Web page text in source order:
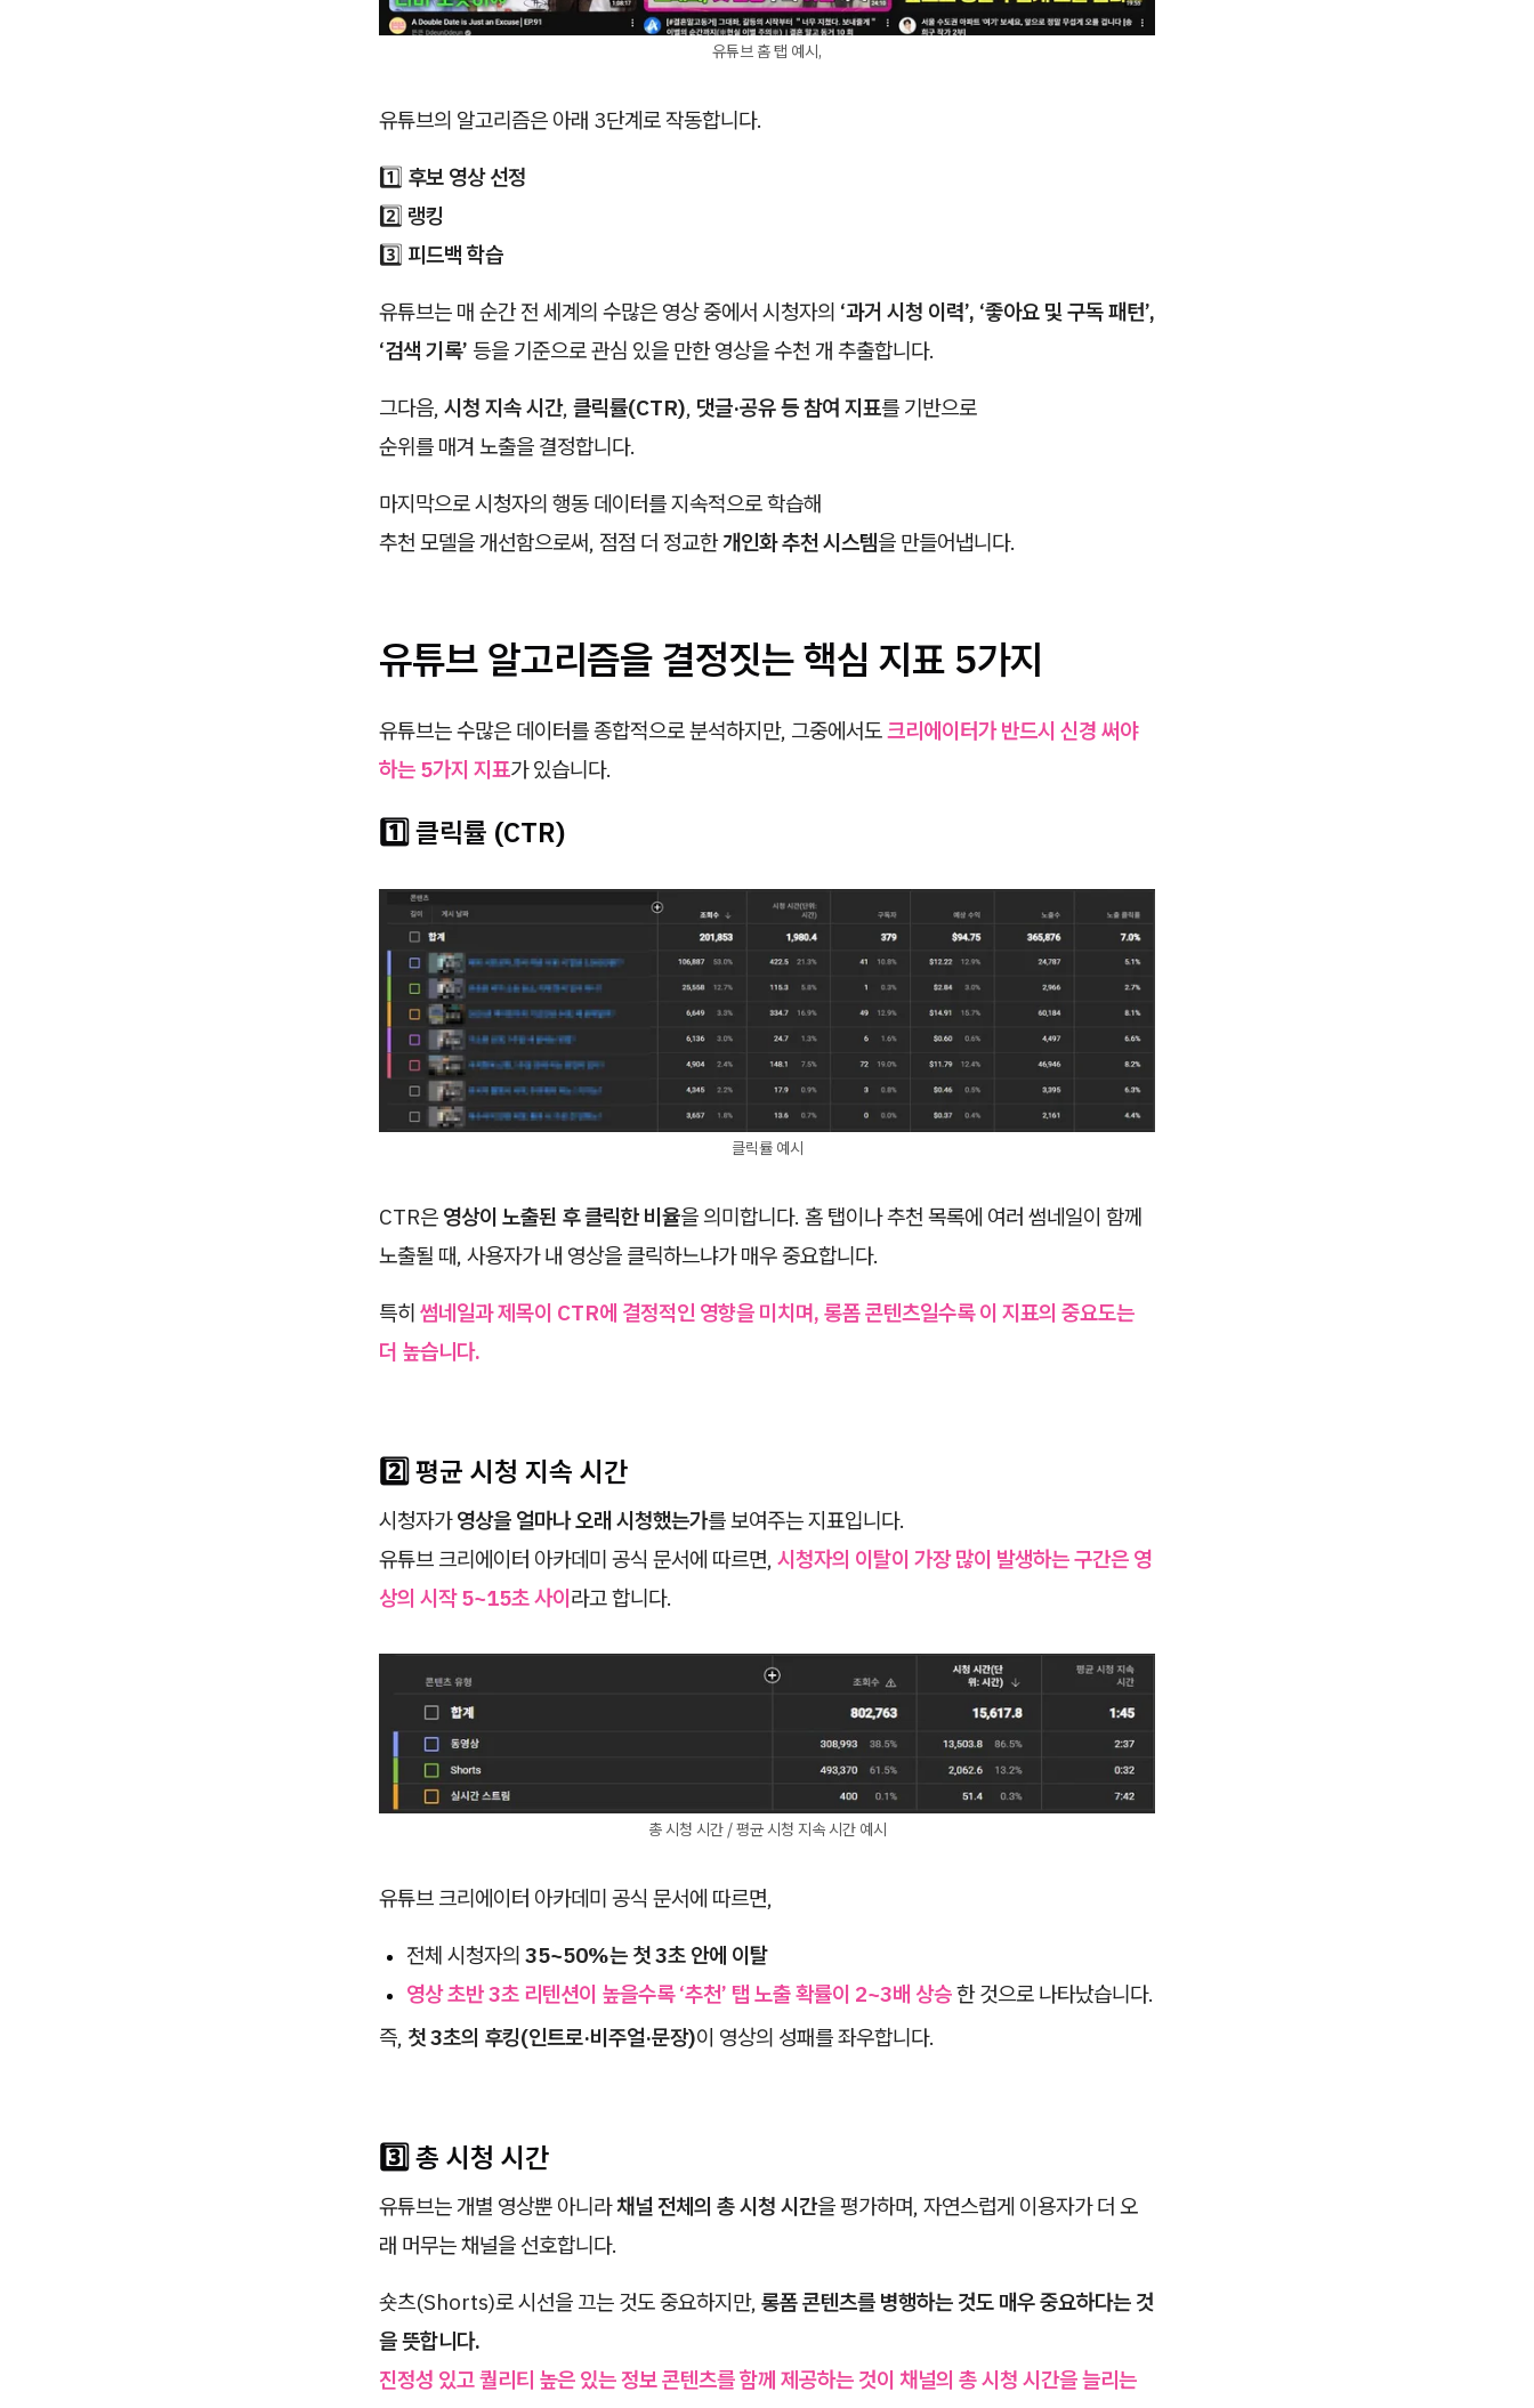
유튜브 홈 탭 예시,
유튜브의 알고리즘은 아래 3단계로 작동합니다.
1️⃣ 후보 영상 선정
2️⃣ 랭킹
3️⃣ 피드백 학습
유튜브는 매 순간 전 세계의 수많은 영상 중에서 시청자의 ‘과거 시청 이력’, ‘좋아요 및 구독 패턴’,
‘검색 기록’ 등을 기준으로 관심 있을 만한 영상을 수천 개 추출합니다.
그다음, 시청 지속 시간, 클릭률(CTR), 댓글·공유 등 참여 지표를 기반으로
순위를 매겨 노출을 결정합니다.
마지막으로 시청자의 행동 데이터를 지속적으로 학습해
추천 모델을 개선함으로써, 점점 더 정교한개인화 추천 시스템을 만들어냅니다.
유튜브 알고리즘을 결정짓는 핵심 지표 5가지
유튜브는 수많은 데이터를 종합적으로 분석하지만, 그중에서도크리에이터가 반드시 신경 써야
하는 5가지 지표가 있습니다.
1️⃣ 클릭률 (CTR)
클릭률 예시
CTR은 영상이 노출된 후 클릭한 비율을 의미합니다. 홈 탭이나 추천 목록에 여러 썸네일이 함께
노출될 때, 사용자가 내 영상을 클릭하느냐가 매우 중요합니다.
특히 썸네일과 제목이 CTR에 결정적인 영향을 미치며, 롱폼 콘텐츠일수록 이 지표의 중요도는
더 높습니다.
2️⃣ 평균 시청 지속 시간
시청자가영상을 얼마나 오래 시청했는가를 보여주는 지표입니다.
유튜브 크리에이터 아카데미 공식 문서에 따르면, 시청자의 이탈이 가장 많이 발생하는 구간은 영
상의 시작 5~15초 사이라고 합니다.
총 시청 시간 / 평균 시청 지속 시간 예시
유튜브 크리에이터 아카데미 공식 문서에 따르면,
전체 시청자의 35~50%는 첫 3초 안에 이탈
영상 초반 3초 리텐션이 높을수록 ‘추천’ 탭 노출 확률이 2~3배 상승한 것으로 나타났습니다.
즉, 첫 3초의 후킹(인트로·비주얼·문장)이 영상의 성패를 좌우합니다.
3️⃣ 총 시청 시간
유튜브는 개별 영상뿐 아니라채널 전체의 총 시청 시간을 평가하며, 자연스럽게 이용자가 더 오
래 머무는 채널을 선호합니다.
숏츠(Shorts)로 시선을 끄는 것도 중요하지만, 롱폼 콘텐츠를 병행하는 것도 매우 중요하다는 것
을 뜻합니다.
진정성 있고 퀄리티 높은 있는 정보 콘텐츠를 함께 제공하는 것이 채널의 총 시청 시간을 늘리는